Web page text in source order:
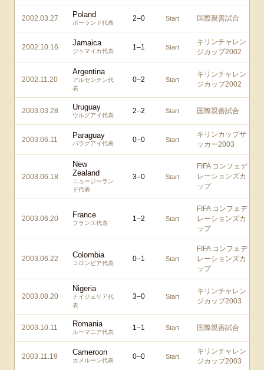
2002.03.27 Poland
ポーランド代表
2–0 Start 国際親善試合
2002.10.16 Jamaica
ジャマイカ代表 1–1 Start
キリンチャレン
ジカップ2002
2002.11.20
Argentina
アルゼンチン代
表
0–2 Start
キリンチャレン
ジカップ2002
2003.03.28 Uruguay
ウルグアイ代表
2–2 Start 国際親善試合
2003.06.11 Paraguay
パラグアイ代表 0–0 Start
キリンカップサ
ッカー2003
2003.06.18
New
Zealand
ニュージーラン
ド代表
3–0 Start
FIFA コンフェデ
レーションズカ
ップ
2003.06.20 France
フランス代表
1–2 Start
FIFA コンフェデ
レーションズカ
ップ
2003.06.22 Colombia
コロンビア代表
0–1 Start
FIFA コンフェデ
レーションズカ
ップ
2003.08.20
Nigeria
ナイジェリア代
表
3–0 Start
キリンチャレン
ジカップ2003
2003.10.11 Romania
ルーマニア代表
1–1 Start 国際親善試合
2003.11.19 Cameroon
カメルーン代表 0–0 Start
キリンチャレン
ジカップ2003